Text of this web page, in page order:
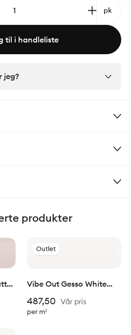
pk
til i handleliste
jeg?
produkter
Outlet
Vibe Out Gesso White
487,50 Vår pris
per m²